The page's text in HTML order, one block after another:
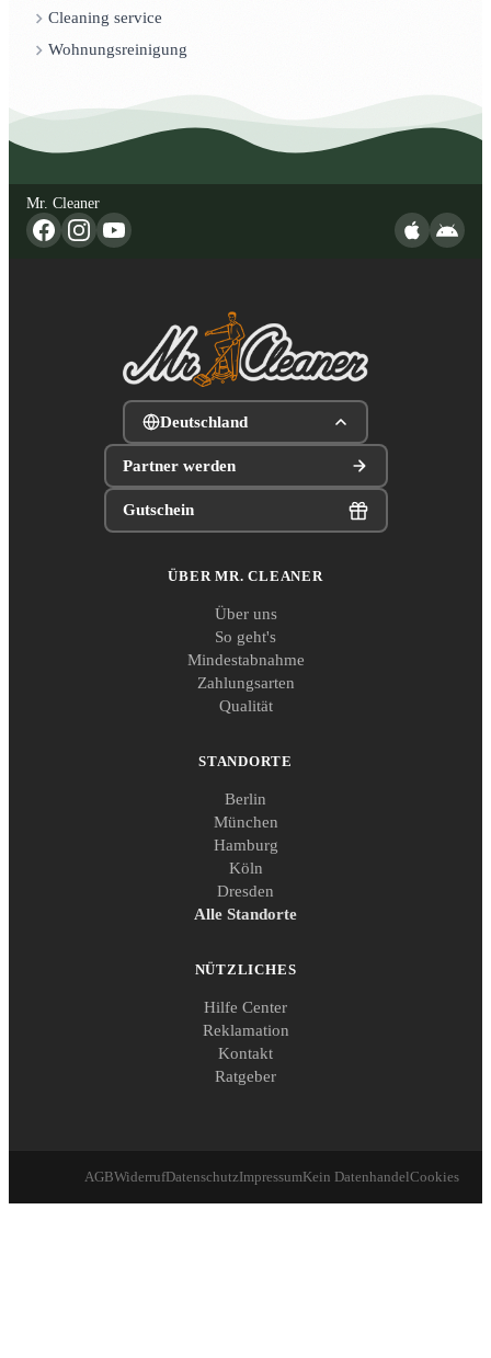
Cleaning service
Wohnungsreinigung
Mr. Cleaner
Deutschland
Partner werden
Gutschein
ÜBER MR. CLEANER
Über uns
So geht's
Mindestabnahme
Zahlungsarten
Qualität
STANDORTE
Berlin
München
Hamburg
Köln
Dresden
Alle Standorte
NÜTZLICHES
Hilfe Center
Reklamation
Kontakt
Ratgeber
AGBWiderrufDatenschutzImpressumKein DatenhandelCookies